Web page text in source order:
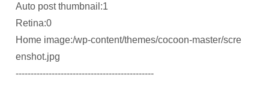
Auto post thumbnail:1
Retina:0
Home image:/wp-content/themes/cocoon-master/scre
enshot.jpg
----------------------------------------------